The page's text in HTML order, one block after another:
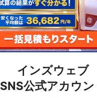
インズウェブ
SNS公式アカウン